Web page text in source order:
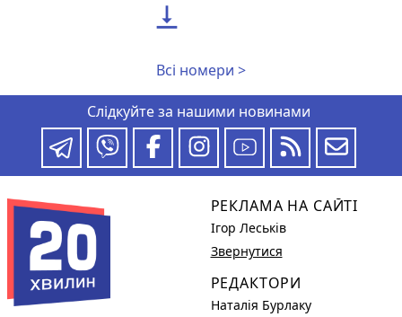

Всі номери >
Слідкуйте за нашими новинами
РЕКЛАМА НА САЙТІ
Ігор Леськів
Звернутися
РЕДАКТОРИ
Наталія Бурлаку